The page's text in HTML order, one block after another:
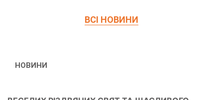
ВСІ НОВИНИ
НОВИНИ